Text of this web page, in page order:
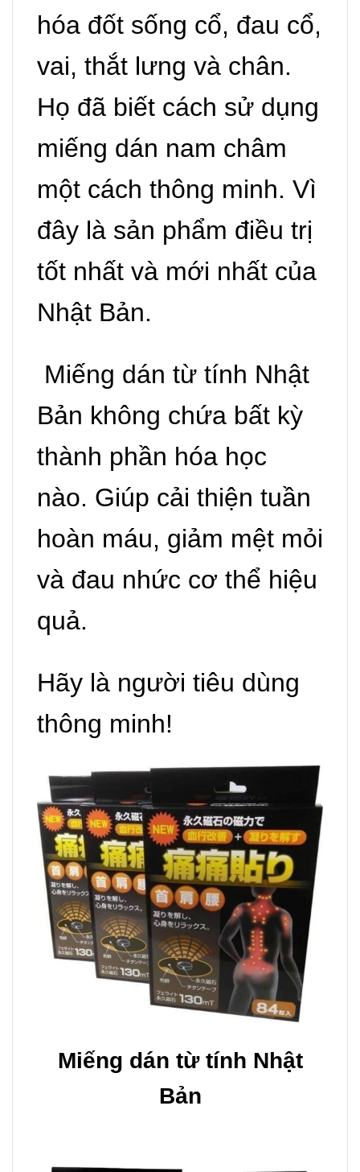
hóa đốt sống cổ, đau cổ,
vai, thắt lưng và chân.
Họ đã biết cách sử dụng
miếng dán nam châm
một cách thông minh. Vì
đây là sản phẩm điều trị
tốt nhất và mới nhất của
Nhật Bản.
Miếng dán từ tính Nhật
Bản không chứa bất kỳ
thành phần hóa học
nào. Giúp cải thiện tuần
hoàn máu, giảm mệt mỏi
và đau nhức cơ thể hiệu
quả.
Hãy là người tiêu dùng
thông minh!
Miếng dán từ tính Nhật
Bản